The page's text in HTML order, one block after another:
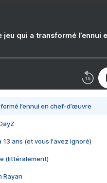
jeu qui a transformé l’ennui
l’ennui en chef-d’œuvre
13 ans (et vous l'avez ignoré)
(littéralement)
Rayan